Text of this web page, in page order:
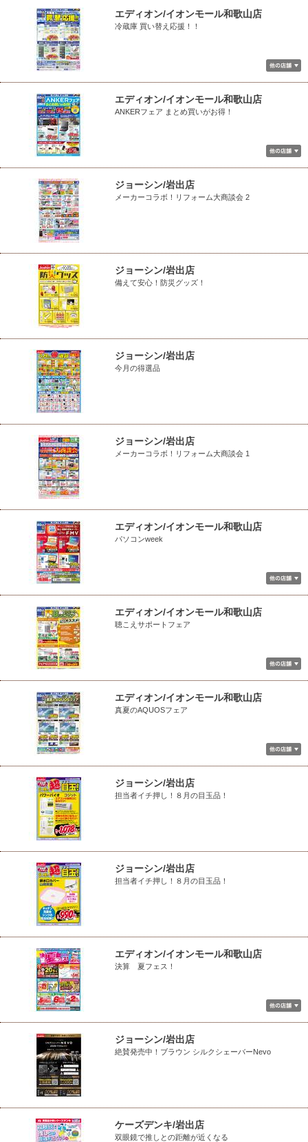
エディオン/イオンモール和歌山店
冷蔵庫 買い替え応援！！
エディオン/イオンモール和歌山店
ANKERフェア まとめ買いがお得！
ジョーシン/岩出店
メーカーコラボ！リフォーム大商談会 2
ジョーシン/岩出店
備えて安心！防災グッズ！
ジョーシン/岩出店
今月の得選品
ジョーシン/岩出店
メーカーコラボ！リフォーム大商談会 1
エディオン/イオンモール和歌山店
パソコンweek
エディオン/イオンモール和歌山店
聴こえサポートフェア
エディオン/イオンモール和歌山店
真夏のAQUOSフェア
ジョーシン/岩出店
担当者イチ押し！８月の目玉品！
ジョーシン/岩出店
担当者イチ押し！８月の目玉品！
エディオン/イオンモール和歌山店
決算 夏フェス！
ジョーシン/岩出店
絶賛発売中！ブラウン シルクシェーバーNevo
ケーズデンキ/岩出店
双眼鏡で推しとの距離が近くなる